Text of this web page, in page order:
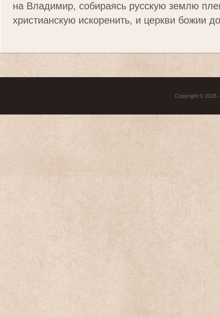
на Владимир, собираясь русскую землю
христианскую искоренить, и церкви божии
Copyright © 2026